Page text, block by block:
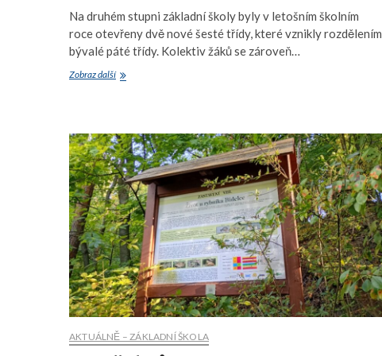
Na druhém stupni základní školy byly v letošním školním
roce otevřeny dvě nové šesté třídy, které vznikly rozdělením
bývalé páté třídy. Kolektiv žáků se zároveň…
Zobraz dalšíSeznamovací
AKTUÁLNĚ – ZÁKLADNÍ ŠKOLA